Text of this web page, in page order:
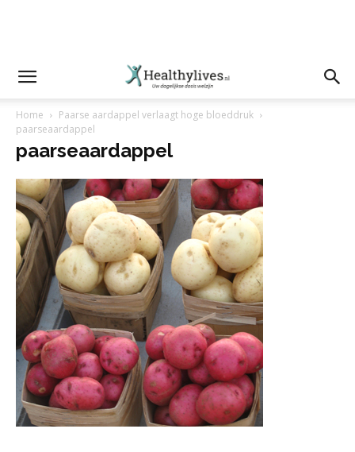
Home
Paarse aardappel verlaagt hoge bloeddruk
paarseaardappel
paarseaardappel